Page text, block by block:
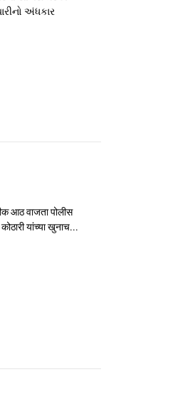
અંધકાર
आठ वाजता पोलीस
यांच्या खुनाच...